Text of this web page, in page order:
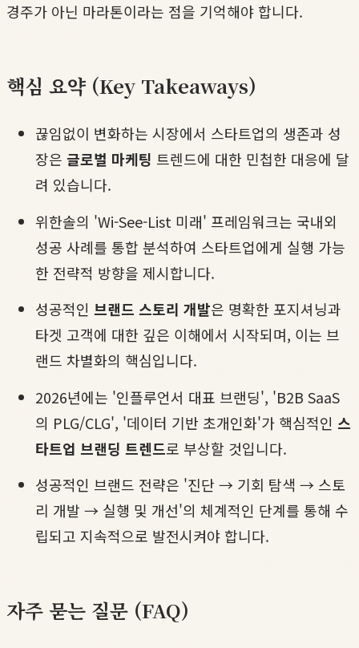
경주가 아닌 마라톤이라는 점을 기억해야 합니다.
핵심 요약 (Key Takeaways)
끊임없이 변화하는 시장에서 스타트업의 생존과 성
장은 글로벌 마케팅 트렌드에 대한 민첩한 대응에 달
려 있습니다.
위한솔의 'Wi-See-List 미래' 프레임워크는 국내외
성공 사례를 통합 분석하여 스타트업에게 실행 가능
한 전략적 방향을 제시합니다.
성공적인 브랜드 스토리 개발은 명확한 포지셔닝과
타겟 고객에 대한 깊은 이해에서 시작되며, 이는 브
랜드 차별화의 핵심입니다.
2026년에는 '인플루언서 대표 브랜딩', 'B2B SaaS
의 PLG/CLG', '데이터 기반 초개인화'가 핵심적인 스
타트업 브랜딩 트렌드로 부상할 것입니다.
성공적인 브랜드 전략은 '진단 → 기회 탐색 → 스토
리 개발 → 실행 및 개선'의 체계적인 단계를 통해 수
립되고 지속적으로 발전시켜야 합니다.
자주 묻는 질문 (FAQ)